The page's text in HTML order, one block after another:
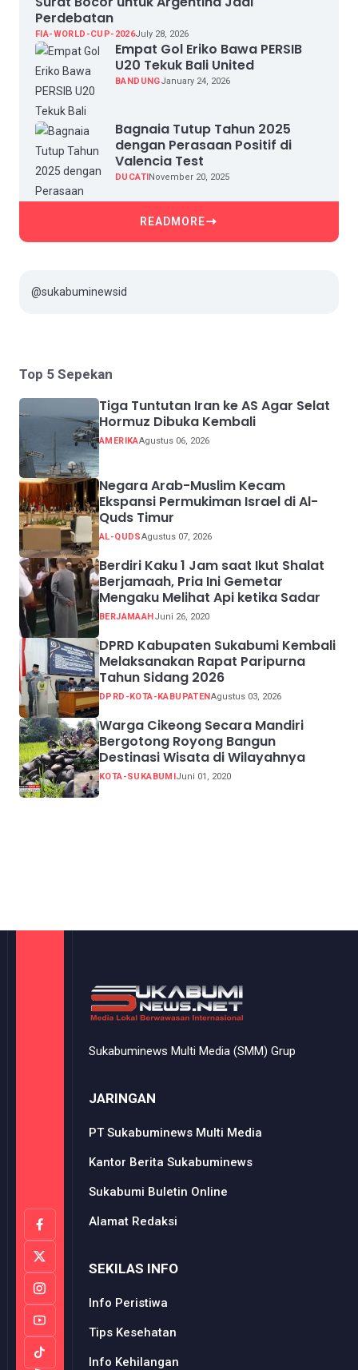
Perdebatan
FIA-WORLD-CUP-2026July 28, 2026
Empat Gol Eriko Bawa PERSIB
U20 Tekuk Bali United
BANDUNGJanuary 24, 2026
Bagnaia Tutup Tahun 2025
dengan Perasaan Positif di
Valencia Test
DUCATINovember 20, 2025
READMORE
@sukabuminewsid
Top 5 Sepekan
Tiga Tuntutan Iran ke AS Agar Selat
Hormuz Dibuka Kembali
AMERIKAAgustus 06, 2026
Negara Arab-Muslim Kecam
Ekspansi Permukiman Israel di Al-
Quds Timur
AL-QUDSAgustus 07, 2026
Berdiri Kaku 1 Jam saat Ikut Shalat
Berjamaah, Pria Ini Gemetar
Mengaku Melihat Api ketika Sadar
BERJAMAAHJuni 26, 2020
DPRD Kabupaten Sukabumi Kembali
Melaksanakan Rapat Paripurna
Tahun Sidang 2026
DPRD-KOTA-KABUPATENAgustus 03, 2026
Warga Cikeong Secara Mandiri
Bergotong Royong Bangun
Destinasi Wisata di Wilayahnya
KOTA-SUKABUMIJuni 01, 2020
Sukabuminews Multi Media (SMM) Grup
JARINGAN
PT Sukabuminews Multi Media
Kantor Berita Sukabuminews
Sukabumi Buletin Online
Alamat Redaksi
SEKILAS INFO
Info Peristiwa
Tips Kesehatan
Info Kehilangan